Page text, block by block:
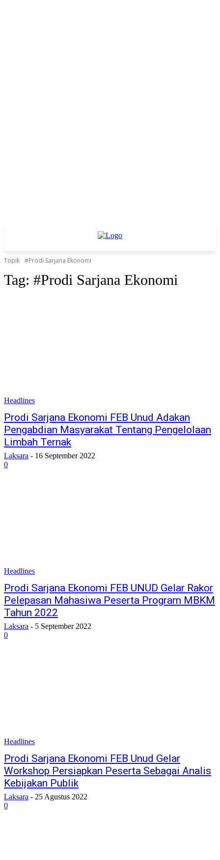
Topik #Prodi Sarjana Ekonomi
Tag: #Prodi Sarjana Ekonomi
Headlines
Prodi Sarjana Ekonomi FEB Unud Adakan
Pengabdian Masyarakat Tentang Pengelolaan
Limbah Ternak
Laksara - 16 September 2022
0
Headlines
Prodi Sarjana Ekonomi FEB UNUD Gelar Rakor
Pelepasan Mahasiwa Peserta Program MBKM
Tahun 2022
Laksara - 5 September 2022
0
Headlines
Prodi Sarjana Ekonomi FEB Unud Gelar
Workshop Persiapkan Peserta Sebagai Analis
Kebijakan Publik
Laksara - 25 Agustus 2022
0